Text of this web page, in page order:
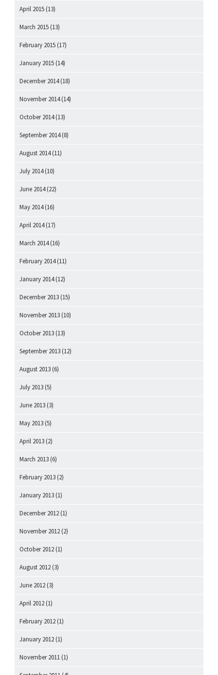
April 2015 (13)
March 2015 (13)
February 2015 (17)
January 2015 (14)
December 2014(18)
November 2014(14)
October 2014(13)
September 2014(8)
August 2014(11)
July 2014(10)
June 2014(22)
May 2014(16)
April 2014(17)
March 2014(16)
February 2014(11)
January 2014(12)
December 2013 (15)
November 2013 (10)
October 2013 (13)
September 2013 (12)
August 2013 (6)
July 2013 (5)
June 2013 (3)
May 2013 (5)
April 2013 (2)
March 2013 (6)
February 2013 (2)
January 2013 (1)
December 2012 (1)
November 2012 (2)
October 2012 (1)
August 2012 (3)
June 2012 (3)
April 2012 (1)
February 2012 (1)
January 2012 (1)
November 2011 (1)